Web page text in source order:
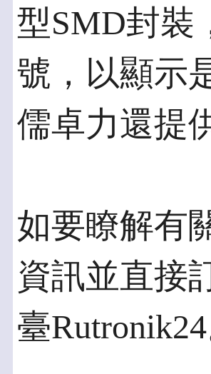
型SMD封裝
號，以顯示
儒卓力還提
如要瞭解有
資訊並直接
臺Rutronik24